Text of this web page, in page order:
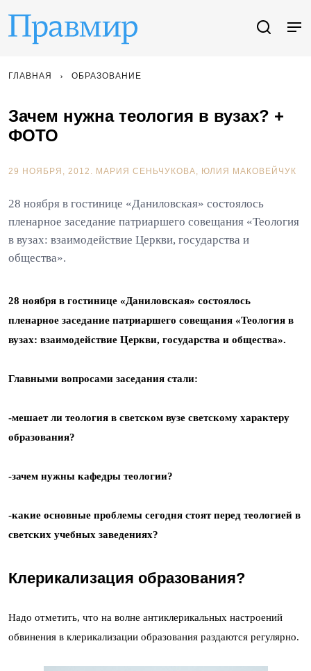
ГЛАВНАЯ ОБРАЗОВАНИЕ
Зачем нужна теология в вузах? +
ФОТО
29 НОЯБРЯ, 2012. МАРИЯ СЕНЬЧУКОВА ЮЛИЯ МАКОВЕЙЧУК
28 ноября в гостинице «Даниловская» состоялось
пленарное заседание патриаршего совещания «Теология
в вузах: взаимодействие Церкви, государства и
общества».
28 ноября в гостинице «Даниловская» состоялось
пленарное заседание патриаршего совещания «Теология в
вузах: взаимодействие Церкви, государства и общества».
Главными вопросами заседания стали:
-мешает ли теология в светском вузе светскому характеру
образования?
-зачем нужны кафедры теологии?
-какие основные проблемы сегодня стоят перед теологией в
светских учебных заведениях?
Клерикализация образования?
Надо отметить, что на волне антиклерикальных настроений
обвинения в клерикализации образования раздаются регулярно.